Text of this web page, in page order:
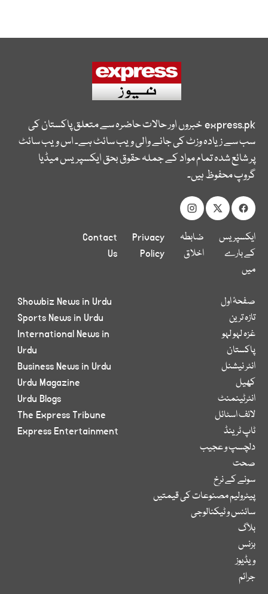
express.pkخبروں اور حالات حاضرہ سے متعلق پاکستان کی
سب سے زیادہ وزٹ کی جانے والی ویب سائٹ ہے۔ اس ویب سائٹ
پر شائع شدہ تمام مواد کے جملہ حقوق بحق ایکسپریس میڈیا
گروپ محفوظ ہیں۔
ایکسپریس
کے بارے
میں
ضابطہ
اخلاق
Privacy
Policy
Contact
Us
صفحۂ اول
تازہ ترین
غزہ لہو لہو
پاکستان
انٹر نیشنل
کھیل
انٹرٹینمنٹ
لائف اسٹائل
ٹاپ ٹرینڈ
دلچسپ و عجیب
صحت
سونے کے نرخ
پیٹرولیم مصنوعات کی قیمتیں
سائنس و ٹیکنالوجی
بلاگ
بزنس
ویڈیوز
جرائم
Showbiz News in Urdu
Sports News in Urdu
International News in
Urdu
Business News in Urdu
Urdu Magazine
Urdu Blogs
The Express Tribune
Express Entertainment